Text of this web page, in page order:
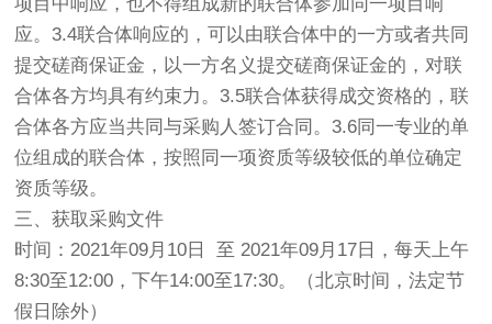
项目中响应，也不得组成新的联合体参加同一项目响
应。3.4联合体响应的，可以由联合体中的一方或者共同
提交磋商保证金，以一方名义提交磋商保证金的，对联
合体各方均具有约束力。3.5联合体获得成交资格的，联
合体各方应当共同与采购人签订合同。3.6同一专业的单
位组成的联合体，按照同一项资质等级较低的单位确定
资质等级。
三、获取采购文件
时间：2021年09月10日 至 2021年09月17日，每天上午
8:30至12:00，下午14:00至17:30。（北京时间，法定节
假日除外）